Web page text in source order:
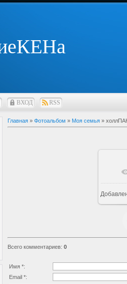
ВХОД RSS
Главная » Фотоальбом » Моя семья »
В
Всего комментариев: 0
Имя *:
Email *: